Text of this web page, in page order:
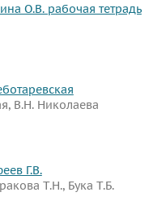
О.В. рабочая тетрадь
В.Н. Николаева
Г.В.
Т.Н., Бука Т.Б.